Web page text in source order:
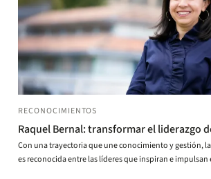
RECONOCIMIENTOS
Raquel Bernal: transformar el liderazgo
Con una trayectoria que une conocimiento y gestión,
es reconocida entre las líderes que inspiran e impulsan